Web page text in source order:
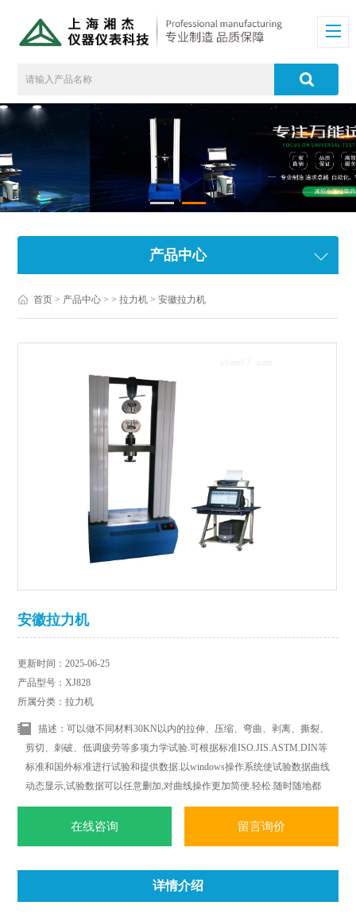
产品中心
首页 > 产品中心 > >拉力机 > 安徽拉力机
安徽拉力机
更新时间：2025-06-25
产品型号：XJ828
所属分类：拉力机
描述：可以做不同材料30KN以内的拉伸、压缩、弯曲、剥离、撕裂、
剪切、刺破、低调疲劳等多项力学试验.可根据标准ISO.JIS.ASTM.DIN等
标准和国外标准进行试验和提供数据.以windows操作系统使试验数据曲线
动态显示,试验数据可以任意删加,对曲线操作更加简便.轻松.随时随地都
可以进行曲线遍历.叠加.分离.缩放.打印等全电子显示监控.
在线咨询 留言询价
详情介绍